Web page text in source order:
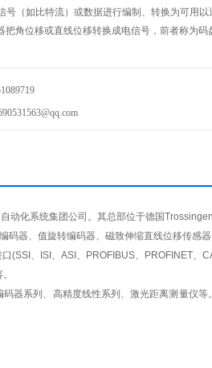
号（如比特流）或数据进行编制、转换为可用
把角位移或直线位移转换成电信号，前者称为码
动化系统集团公司。其总部位于德国
器、值旋转编码器、磁致伸缩直线位移传感
(SSI、ISI、ASI、PROFIBUS、PROFINET、
器系列、高精度线性系列、激光距离测量仪等